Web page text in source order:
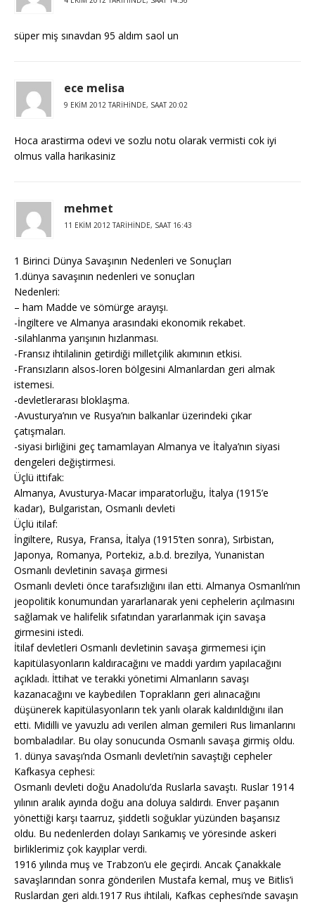
süper miş sınavdan 95 aldım saol un
ece melisa
9 EKIM 2012 TARIHINDE, SAAT 20:02
Hoca arastirma odevi ve sozlu notu olarak vermisti cok iyi
olmus valla harikasiniz
mehmet
11 EKIM 2012 TARIHINDE, SAAT 16:43
1 Birinci Dünya Savaşının Nedenleri ve Sonuçları
1.dünya savaşının nedenleri ve sonuçları
Nedenleri:
– ham Madde ve sömürge arayışı.
-İngiltere ve Almanya arasındaki ekonomik rekabet.
-silahlanma yarışının hızlanması.
-Fransız ihtilalinin getirdiği milletçilik akımının etkisi.
-Fransızların alsos-loren bölgesini Almanlardan geri almak
istemesi.
-devletlerarası bloklaşma.
-Avusturya’nın ve Rusya’nın balkanlar üzerindeki çıkar
çatışmaları.
-siyasi birliğini geç tamamlayan Almanya ve İtalya’nın siyasi
dengeleri değiştirmesi.
Üçlü ittifak:
Almanya, Avusturya-Macar imparatorluğu, İtalya (1915’e
kadar), Bulgaristan, Osmanlı devleti
Üçlü itilaf:
İngiltere, Rusya, Fransa, İtalya (1915’ten sonra), Sırbistan,
Japonya, Romanya, Portekiz, a.b.d. brezilya, Yunanistan
Osmanlı devletinin savaşa girmesi
Osmanlı devleti önce tarafsızlığını ilan etti. Almanya Osmanlı’nın
jeopolitik konumundan yararlanarak yeni cephelerin açılmasını
sağlamak ve halifelik sıfatından yararlanmak için savaşa
girmesini istedi.
İtilaf devletleri Osmanlı devletinin savaşa girmemesi için
kapitülasyonların kaldıracağını ve maddi yardım yapılacağını
açıkladı. İttihat ve terakki yönetimi Almanların savaşı
kazanacağını ve kaybedilen Toprakların geri alınacağını
düşünerek kapitülasyonların tek yanlı olarak kaldırıldığını ilan
etti. Midilli ve yavuzlu adı verilen alman gemileri Rus limanlarını
bombaladılar. Bu olay sonucunda Osmanlı savaşa girmiş oldu.
1. dünya savaşı’nda Osmanlı devleti’nin savaştığı cepheler
Kafkasya cephesi:
Osmanlı devleti doğu Anadolu’da Ruslarla savaştı. Ruslar 1914
yılının aralık ayında doğu ana doluya saldırdı. Enver paşanın
yönettiği karşı taarruz, şiddetli soğuklar yüzünden başarısız
oldu. Bu nedenlerden dolayı Sarıkamış ve yöresinde askeri
birliklerimiz çok kayıplar verdi.
1916 yılında muş ve Trabzon’u ele geçirdi. Ancak Çanakkale
savaşlarından sonra gönderilen Mustafa kemal, muş ve Bitlis’i
Ruslardan geri aldı.1917 Rus ihtilali, Kafkas cephesi’nde savaşın